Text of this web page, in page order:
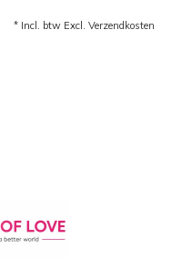
* Incl. btw Excl. Verzendkosten